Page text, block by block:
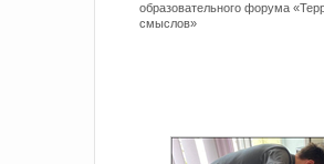
образовательного форума
смыслов»